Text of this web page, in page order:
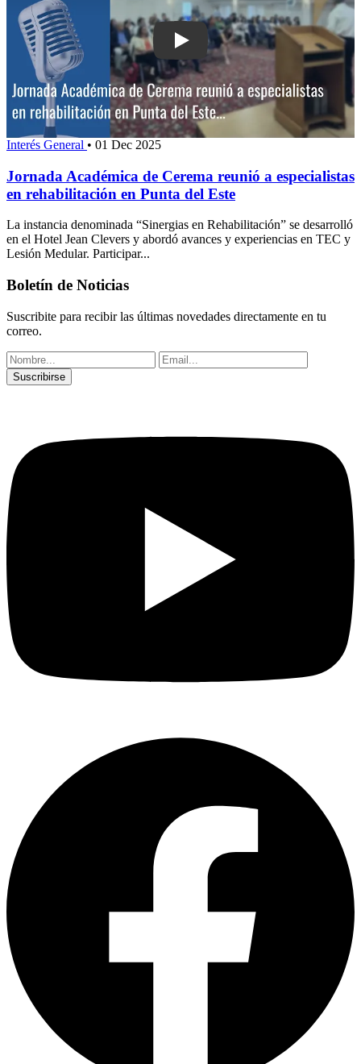
Play: Jornada Académica de Cerema
Interés General • 01 Dec 2025
Jornada Académica de Cerema reunió a especialistas
en rehabilitación en Punta del Este
La instancia denominada “Sinergias en Rehabilitación” se desarrolló
en el Hotel Jean Clevers y abordó avances y experiencias en TEC y
Lesión Medular. Participar...
Boletín de Noticias
Suscribite para recibir las últimas novedades directamente en tu
correo.
Suscribirse